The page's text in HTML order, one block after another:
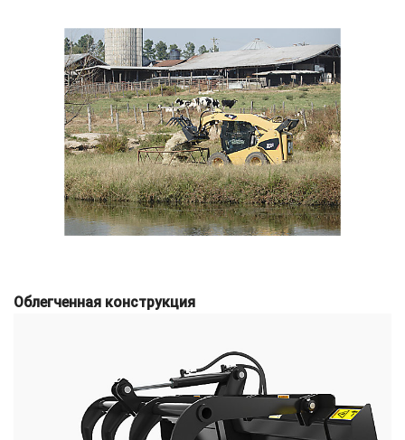
Облегченная конструкция